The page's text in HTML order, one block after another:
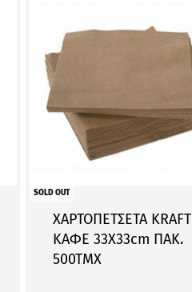
SOLD OUT
ΧΑΡΤΟΠΕΤΣΕΤΑ KRAFT
ΚΑΦΕ 33Χ33cm ΠΑΚ.
500ΤΜΧ